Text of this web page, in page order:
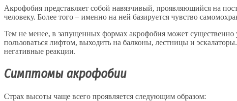
Акрофобия представляет собой навязчивый, проявляющийся на
человеку. Более того – именно на ней базируется чувство
Тем не менее, в запущенных формах акрофобия может существенно
пользоваться лифтом, выходить на балконы, лестницы и
негативные реакции.
Симптомы акрофобии
Страх высоты чаще всего проявляется следующим образом: